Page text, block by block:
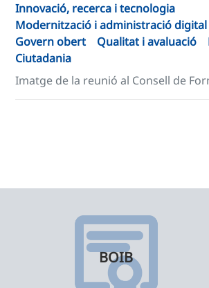
Innovació, recerca i tecnologia
Modernització i administració digital
Govern obert
Qualitat i avaluació
Ciutadania
Imatge de la reunió al Consell de
BOIB